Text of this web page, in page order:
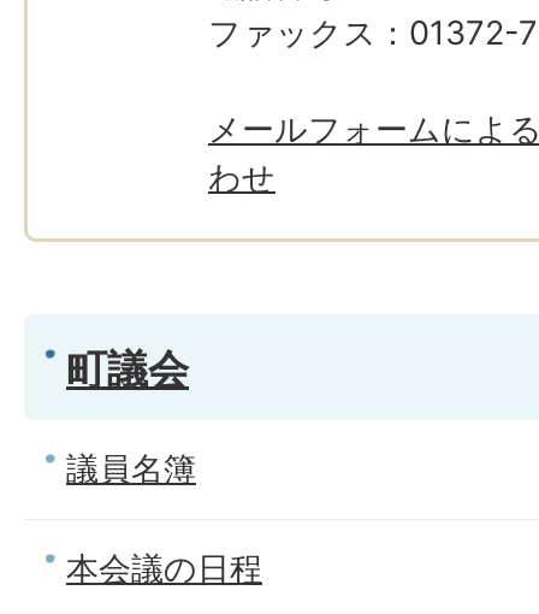
ファックス：01372-
メールフォームによ
わせ
町議会
議員名簿
本会議の日程